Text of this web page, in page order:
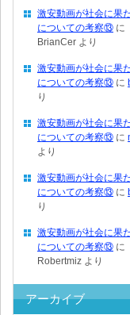
激安動画が社会に果
についての考察⑬ に
BrianCer より
激安動画が社会に果
についての考察⑬ に
り
激安動画が社会に果
についての考察⑬ に
より
激安動画が社会に果
についての考察⑬ に
り
激安動画が社会に果
についての考察⑬ に
Robertmiz より
アーカイブ